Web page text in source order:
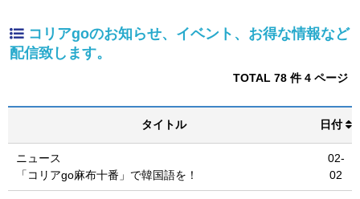
コリアgoのお知らせ、イベント、お得な情報など
配信致します。
TOTAL 78 件4 ページ
タイトル 日付
ニュース
「コリアgo麻布十番」で韓国語を！
02-
02